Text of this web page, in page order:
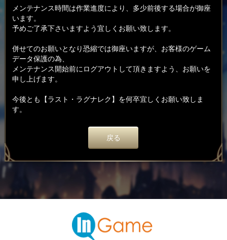
メンテナンス時間は作業進度により、多少前後する場合が御座
います。
予めご了承下さいますよう宜しくお願い致します。
併せてのお願いとなり恐縮では御座いますが、お客様のゲーム
データ保護の為、
メンテナンス開始前にログアウトして頂きますよう、お願いを
申し上げます。
今後とも【ラスト・ラグナレク】を何卒宜しくお願い致しま
す。
戻る